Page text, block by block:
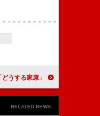
「どうする家康」有村架純“夫”松本潤は「チャーミング」 瀬名を演じる際は「なるべく笑いの多い人物にしようと意識している」
RELATED NEWS